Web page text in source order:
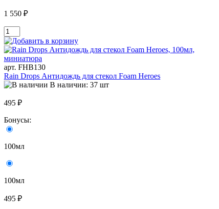
1 550 ₽
арт. FHB130
Rain Drops Антидождь для стекол Foam Heroes
В наличии: 37 шт
495 ₽
Бонусы:
100мл
100мл
495 ₽